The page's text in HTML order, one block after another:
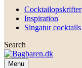
Cocktailopskrifter
Inspiration
Singatur cocktails
Search
Menu